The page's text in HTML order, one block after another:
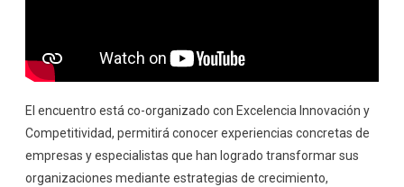
El encuentro está co-organizado con Excelencia Innovación y
Competitividad, permitirá conocer experiencias concretas de
empresas y especialistas que han logrado transformar sus
organizaciones mediante estrategias de crecimiento,